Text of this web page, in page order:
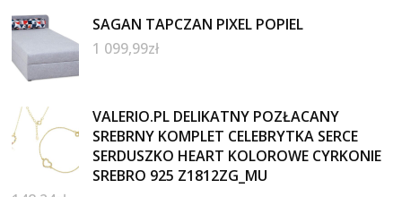
SAGAN TAPCZAN PIXEL POPIEL
1 099,99zł
VALERIO.PL DELIKATNY POZŁACANY
SREBRNY KOMPLET CELEBRYTKA SERCE
SERDUSZKO HEART KOLOROWE CYRKONIE
SREBRO 925 Z1812ZG_MU